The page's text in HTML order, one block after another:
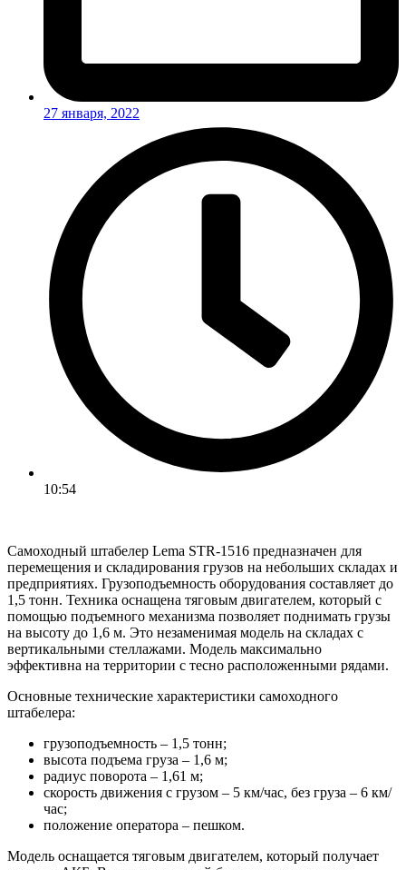
27 января, 2022
10:54
Самоходный штабелер Lema STR-1516 предназначен для
перемещения и складирования грузов на небольших складах и
предприятиях. Грузоподъемность оборудования составляет до
1,5 тонн. Техника оснащена тяговым двигателем, который с
помощью подъемного механизма позволяет поднимать грузы
на высоту до 1,6 м. Это незаменимая модель на складах с
вертикальными стеллажами. Модель максимально
эффективна на территории с тесно расположенными рядами.
Основные технические характеристики самоходного
штабелера:
грузоподъемность – 1,5 тонн;
высота подъема груза – 1,6 м;
радиус поворота – 1,61 м;
скорость движения с грузом – 5 км/час, без груза – 6 км/
час;
положение оператора – пешком.
Модель оснащается тяговым двигателем, который получает